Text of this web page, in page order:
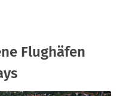
Flughäfen